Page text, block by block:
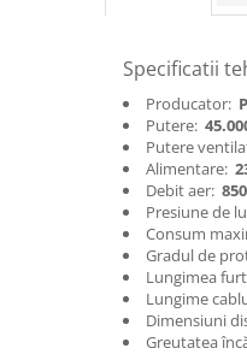
Scule Pneumatice
Suport motocicleta
Tunuri de caldura si
Utilaje constructie
Specificatii
Producator:
Putere:
Putere
Alimentare:
Debit aer:
Presiune de
Consum
Gradul de
Lungimea
Lungime
Dimensiuni
Greutatea